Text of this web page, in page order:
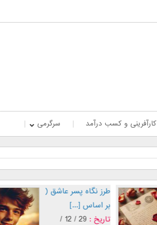
کارآفرینی و کسب درآمد سرگرمی
طرز نگاه پسر عاشق (
بر اساس [...]
تاریخ :
29 / 12 /